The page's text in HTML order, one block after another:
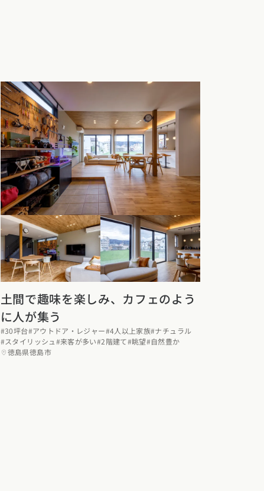
土間で趣味を楽しみ、カフェのよう
に人が集う
#30坪台#アウトドア・レジャー#4人以上家族#ナチュラル
#スタイリッシュ #来客が多い#2階建て#眺望#自然豊か
徳島県徳島市